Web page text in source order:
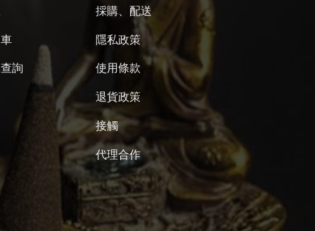
詢
採購、配送
隱私政策
使用條款
退貨政策
接觸
代理合作